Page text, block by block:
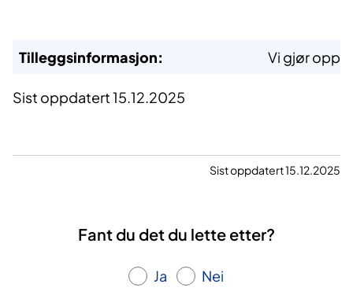
Tilleggsinformasjon: Vi gjør
Sist oppdatert 15.12.2025
Sist oppdatert 15.12.2025
Fant du det du lette etter?
Ja Nei